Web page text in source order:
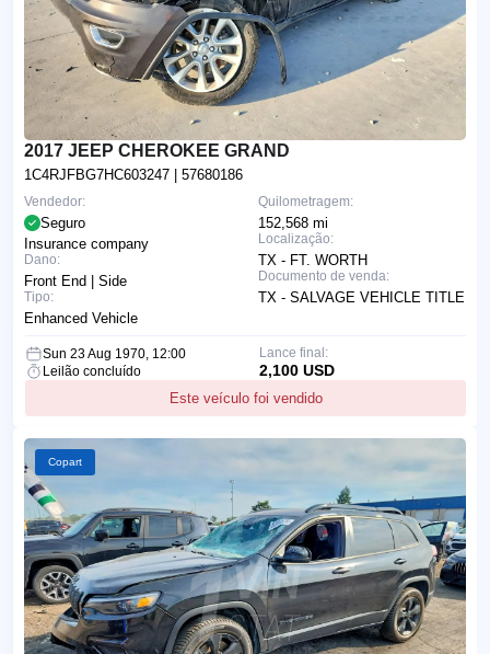
2017 JEEP CHEROKEE GRAND
1C4RJFBG7HC603247 | 57680186
Quilometragem:
152,568 mi
Localização:
TX - FT. WORTH
Documento de venda:
TX - SALVAGE VEHICLE TITLE
Vendedor:
Seguro
Insurance company
Dano:
Front End | Side
Tipo:
Enhanced Vehicle
Sun 23 Aug 1970, 12:00
Leilão concluído
Este veículo foi vendido
Lance final:
2,100 USD
Copart